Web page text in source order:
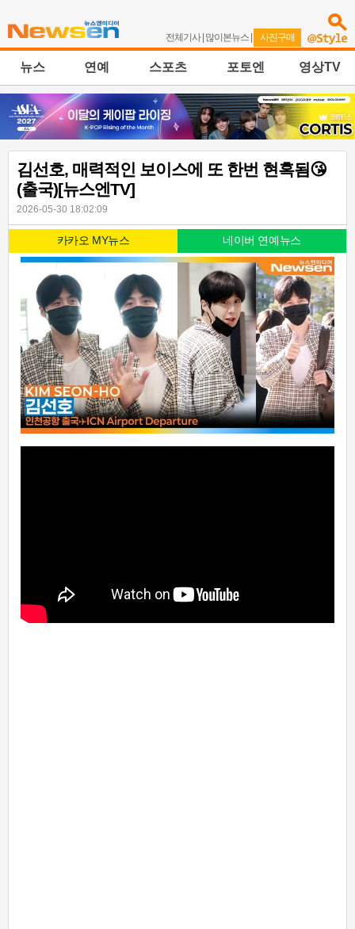
전체기사| 많이본뉴스 | 사진구매
뉴스 연예 스포츠 포토엔 영상TV
김선호, 매력적인 보이스에 또 한번 현혹됨😘
(출국)[뉴스엔TV]
2026-05-30 18:02:09
카카오 MY뉴스 네이버 연예뉴스